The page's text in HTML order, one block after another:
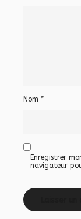
Nom *
Enregistrer
navigateur